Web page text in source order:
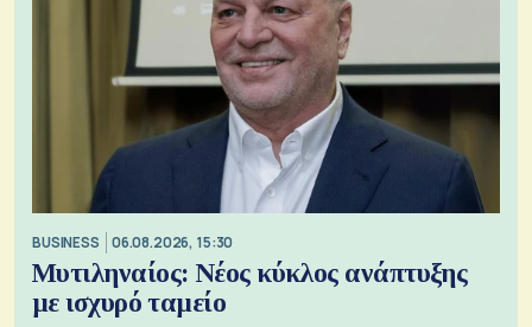
BUSINESS 06.08.2026, 15:30
Μυτιληναίος: Νέος κύκλος ανάπτυξης
με ισχυρό ταμείο